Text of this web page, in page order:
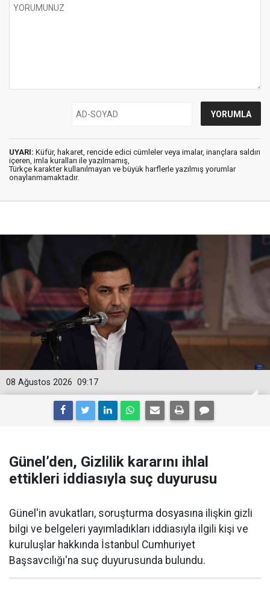
UYARI: Küfür, hakaret, rencide edici cümleler veya imalar, inançlara saldırı
içeren, imla kuralları ile yazılmamış,
Türkçe karakter kullanılmayan ve büyük harflerle yazılmış yorumlar
onaylanmamaktadır.
09:17
08 Ağustos 2026
Günel’den, Gizlilik kararını ihlal
ettikleri iddiasıyla suç duyurusu
Günel'in avukatları, soruşturma dosyasına ilişkin gizli
bilgi ve belgeleri yayımladıkları iddiasıyla ilgili kişi ve
kuruluşlar hakkında İstanbul Cumhuriyet
Başsavcılığı'na suç duyurusunda bulundu.